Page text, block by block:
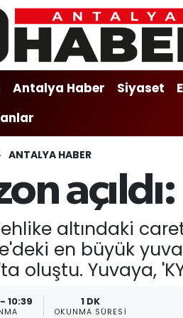
Antalya Haber Siyaset
ANTALYA HABER
altındaki
en büyük
oluştu. Yuvaya,
10:39 1 DK
OKUNMA SÜRESI
Eczaneler
Durumu
Yoğunluk Haritası
ve Fikstür